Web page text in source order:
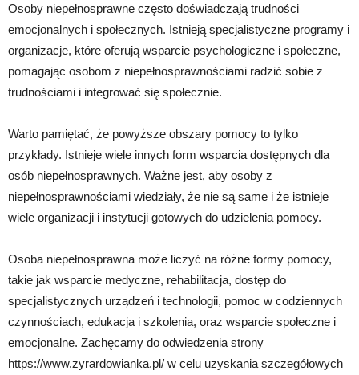
Osoby niepełnosprawne często doświadczają trudności
emocjonalnych i społecznych. Istnieją specjalistyczne programy i
organizacje, które oferują wsparcie psychologiczne i społeczne,
pomagając osobom z niepełnosprawnościami radzić sobie z
trudnościami i integrować się społecznie.
Warto pamiętać, że powyższe obszary pomocy to tylko
przykłady. Istnieje wiele innych form wsparcia dostępnych dla
osób niepełnosprawnych. Ważne jest, aby osoby z
niepełnosprawnościami wiedziały, że nie są same i że istnieje
wiele organizacji i instytucji gotowych do udzielenia pomocy.
Osoba niepełnosprawna może liczyć na różne formy pomocy,
takie jak wsparcie medyczne, rehabilitacja, dostęp do
specjalistycznych urządzeń i technologii, pomoc w codziennych
czynnościach, edukacja i szkolenia, oraz wsparcie społeczne i
emocjonalne. Zachęcamy do odwiedzenia strony
https://www.zyrardowianka.pl/ w celu uzyskania szczegółowych